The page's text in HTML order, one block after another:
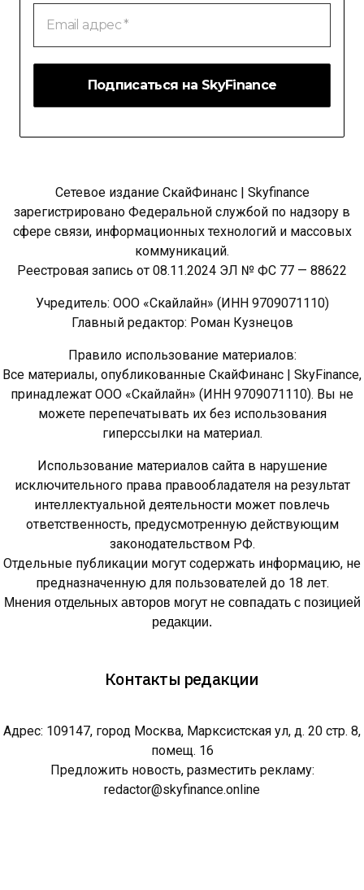
Email
адрес
Сетевое издание СкайФинанс | Skyfinance
зарегистрировано Федеральной службой по надзору в
сфере связи, информационных технологий и массовых
коммуникаций.
Реестровая запись от 08.11.2024 ЭЛ № ФС 77 — 88622
Учредитель: ООО «Скайлайн» (ИНН 9709071110)
Главный редактор: Роман Кузнецов
Правило использование материалов:
Все материалы, опубликованные СкайФинанс | SkyFinance,
принадлежат ООО «Скайлайн» (ИНН 9709071110). Вы не
можете перепечатывать их без использования
гиперссылки на материал.
Использование материалов сайта в нарушение
исключительного права правообладателя на результат
интеллектуальной деятельности может повлечь
ответственность, предусмотренную действующим
законодательством РФ.
Отдельные публикации могут содержать информацию, не
предназначенную для пользователей до 18 лет.
Мнения отдельных авторов могут не совпадать с позицией
редакции.
Контакты редакции
Адрес: 109147, город Москва, Марксистская ул, д. 20 стр. 8,
помещ. 16
Предложить новость, разместить рекламу:
redactor@skyfinance.online